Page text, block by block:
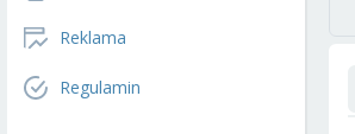
Reklama
Regulamin